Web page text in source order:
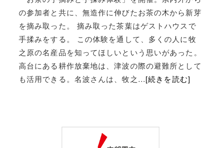
の参加者と共に、無造作に伸びたお茶の木から新芽
を摘み取った。 摘み取った茶葉はゲストハウスで
手揉みをする。 この体験を通して、多くの人に牧
之原の名産品を知ってほしいという思いがあった。
高台にある耕作放棄地は、津波の際の避難所として
も活用できる。名波さんは、牧之...[続きを読む]